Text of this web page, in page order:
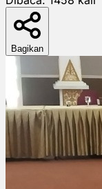
Bagikan